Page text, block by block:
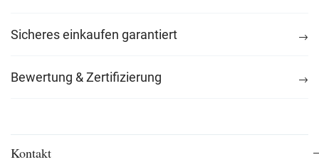
Sicheres einkaufen garantiert
Bewertung & Zertifizierung
Kontakt